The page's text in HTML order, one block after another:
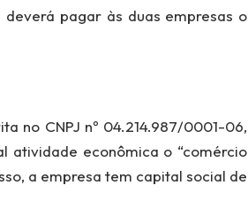
pagar às duas empresas o
no CNPJ nº 04.214.987/0001-06,
atividade econômica o “comércio
a empresa tem capital social de